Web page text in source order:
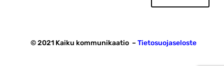
© 2021 Kaiku kommunikaatio – Tietosuojaseloste